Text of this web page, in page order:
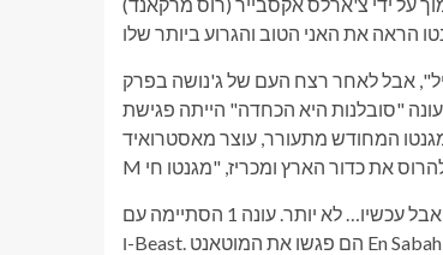
שלו בפרק 2, "שחרור מוטציה מתחיל", אבל לאחר רצח העם של ג'נושה בפרק
"סובלנות היא הכחדה" הייתה פגישת
המחודש מתעורר, עוצר מאסטרואיד
אבל עכשיו… לא יותר. עונה 1 הסתיימה עם Xavier ומגנטו שנזרקו אחורה בזמן למצרים העתיקה, לצד Rogue, Nightcrawler
ו-Beast. הם פגשו את המוטאנט En Sabah Nur, האפוקליפסה העתידית. כשאנחנו חוזרים אליהם ב"עליית האפוקליפסה",